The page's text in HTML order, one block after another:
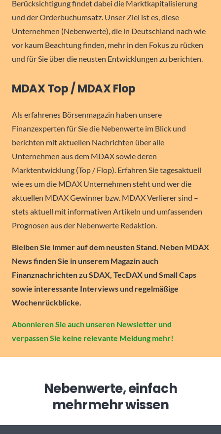
Berücksichtigung findet dabei die Marktkapitalisierung
und der Orderbuchumsatz. Unser Ziel ist es, diese
Unternehmen (Nebenwerte), die in Deutschland nach wie
vor kaum Beachtung finden, mehr in den Fokus zu rücken
und für Sie über die neusten Entwicklungen zu berichten.
MDAX Top / MDAX Flop
Als erfahrenes Börsenmagazin haben unsere
Finanzexperten für Sie die Nebenwerte im Blick und
berichten mit aktuellen Nachrichten über alle
Unternehmen aus dem MDAX sowie deren
Marktentwicklung (Top / Flop). Erfahren Sie tagesaktuell
wie es um die MDAX Unternehmen steht und wer die
aktuellen MDAX Gewinner bzw. MDAX Verlierer sind –
stets aktuell mit informativen Artikeln und umfassenden
Prognosen aus der Nebenwerte Redaktion.
Bleiben Sie immer auf dem neusten Stand. Neben MDAX
News finden Sie in unserem Magazin auch
Finanznachrichten zu SDAX, TecDAX und Small Caps
sowie interessante Interviews und regelmäßige
Wochenrückblicke.
Abonnieren Sie auch unseren Newsletter und
verpassen Sie keine relevante Meldung mehr!
Nebenwerte, einfach
mehrmehr wissen